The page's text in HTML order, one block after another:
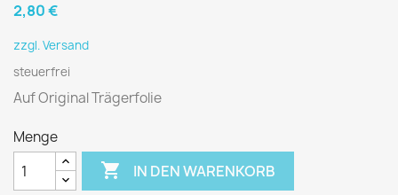
2,80 €
zzgl. Versand
steuerfrei
Auf Original Trägerfolie
Menge
 IN DEN WARENKORB